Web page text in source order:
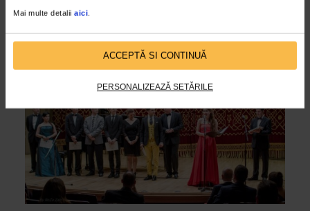
Mai multe detalii aici
ACCEPTĂ SI CONTINUĂ
PERSONALIZEAZĂ SETĂRILE
gazduit un eveniment cu totul special, ocazionat de
prezentarea de catre Calin Stegerean, noul director al uneia...